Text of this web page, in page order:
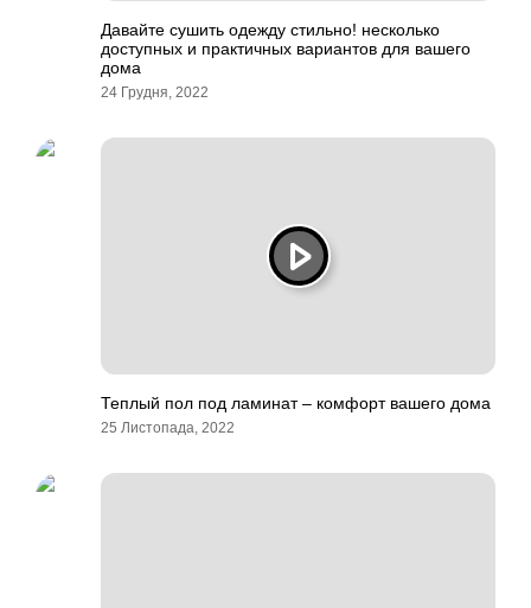
Давайте сушить одежду стильно! несколько
доступных и практичных вариантов для вашего
дома
24 Грудня, 2022
Теплый пол под ламинат – комфорт вашего дома
25 Листопада, 2022